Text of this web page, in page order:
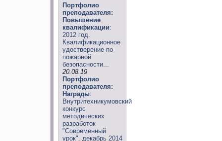
Портфолио
преподавателя:
Повышение
квалификации:
2012 год.
Квалификационное
удостверение по
пожарной
безопасности...
20.08.19
Портфолио
преподавателя:
Награды:
Внутритехникумовский
конкурс
методических
разработок
"Современный
урок". декабрь 2014